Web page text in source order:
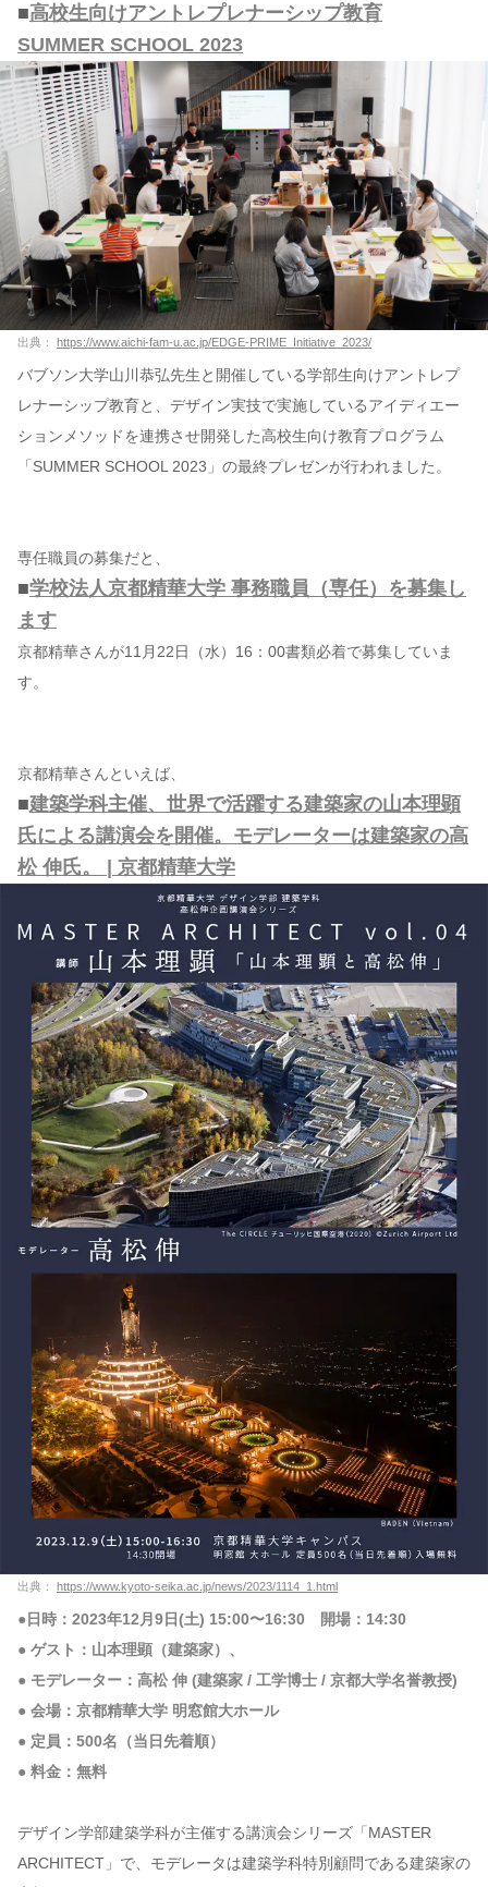
■高校生向けアントレプレナーシップ教育
SUMMER SCHOOL 2023
出典： https://www.aichi-fam-u.ac.jp/EDGE-PRIME_Initiative_2023/
バブソン大学山川恭弘先生と開催している学部生向けアントレプ
レナーシップ教育と、デザイン実技で実施しているアイディエー
ションメソッドを連携させ開発した高校生向け教育プログラム
「SUMMER SCHOOL 2023」の最終プレゼンが行われました。
専任職員の募集だと、
■学校法人京都精華大学 事務職員（専任）を募集し
ます
京都精華さんが11月22日（水）16：00書類必着で募集していま
す。
京都精華さんといえば、
■建築学科主催、世界で活躍する建築家の山本理顕
氏による講演会を開催。モデレーターは建築家の高
松 伸氏。 | 京都精華大学
出典： https://www.kyoto-seika.ac.jp/news/2023/1114_1.html
●日時：2023年12月9日(土) 15:00〜16:30 開場：14:30
● ゲスト：山本理顕（建築家）、
● モデレーター：高松 伸 (建築家 / 工学博士 / 京都大学名誉教授)
● 会場：京都精華大学 明窓館大ホール
● 定員：500名（当日先着順）
● 料金：無料
デザイン学部建築学科が主催する講演会シリーズ「MASTER
ARCHITECT」で、モデレータは建築学科特別顧問である建築家の